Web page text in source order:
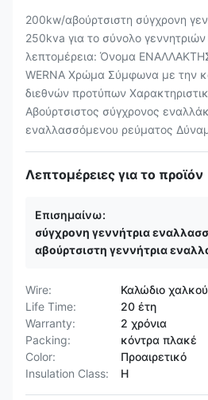
200kw/αβούρτσιστη σύγχρονη
250kva για το σύνολο
λεπτομέρεια: Όνομα
WERNA Χρώμα Σύμφωνα με την
διεθνών προτύπων
Αβούρτσιστος σύγχρονος
εναλλασσόμενου ρεύματος
Λεπτομέρειες για το προϊόν
Επισημαίνω:
σύγχρονη γεννήτρια
αβούρτσιστη γεννήτρια
Wire:
Καλώδιο
Life Time:
20 έτη
Warranty:
2 χρόνια
Packing:
κόντρα πλακέ
Color:
Προαιρετικό
Insulation Class:
H